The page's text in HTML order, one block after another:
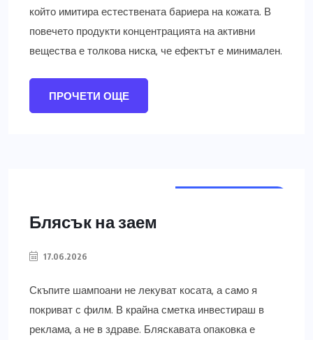
който имитира естествената бариера на кожата. В
повечето продукти концентрацията на активни
вещества е толкова ниска, че ефектът е минимален.
ПРОЧЕТИ ОЩЕ
Блясък на заем
17.06.2026
Скъпите шампоани не лекуват косата, а само я
покриват с филм. В крайна сметка инвестираш в
реклама, а не в здраве. Бляскавата опаковка е